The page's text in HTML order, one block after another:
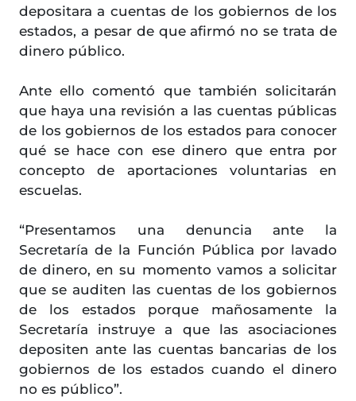
depositara a cuentas de los gobiernos de los
estados, a pesar de que afirmó no se trata de
dinero público.
Ante ello comentó que también solicitarán
que haya una revisión a las cuentas públicas
de los gobiernos de los estados para conocer
qué se hace con ese dinero que entra por
concepto de aportaciones voluntarias en
escuelas.
“Presentamos una denuncia ante la
Secretaría de la Función Pública por lavado
de dinero, en su momento vamos a solicitar
que se auditen las cuentas de los gobiernos
de los estados porque mañosamente la
Secretaría instruye a que las asociaciones
depositen ante las cuentas bancarias de los
gobiernos de los estados cuando el dinero
no es público”.